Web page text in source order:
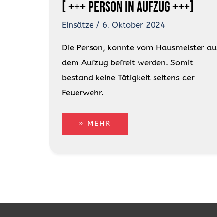
[ +++ Person in Aufzug +++]
Einsätze/ 6. Oktober 2024
Die Person, konnte vom Hausmeister
dem Aufzug befreit werden. Somit
bestand keine Tätigkeit seitens der
Feuerwehr.
» MEHR